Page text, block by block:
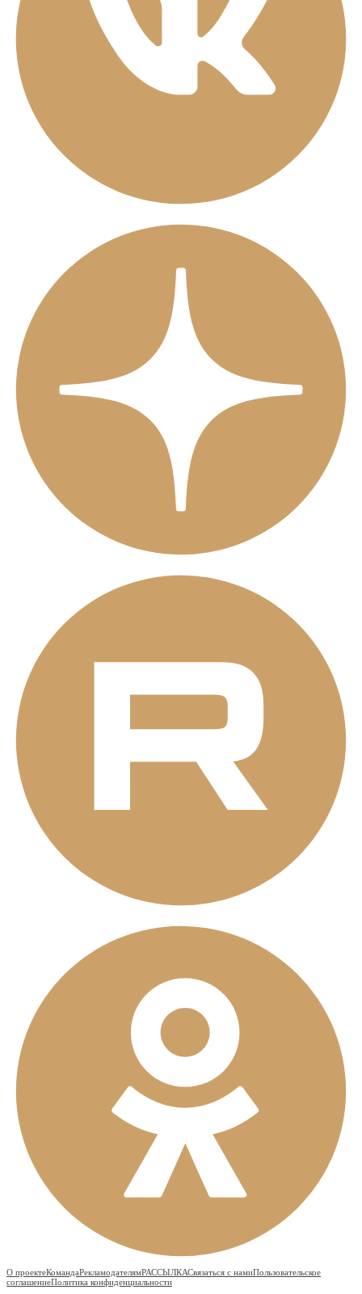
О проектеКомандаРекламодателямРАССЫЛКАСвязаться с намиПользовательское
соглашениеПолитика конфиденциальности